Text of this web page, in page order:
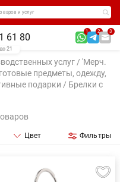
и услуг
61 80
1 2 3
21
услуг / 'Мерч.
предметы, одежду,
подарки / Брелки с
Цвет Фильтры